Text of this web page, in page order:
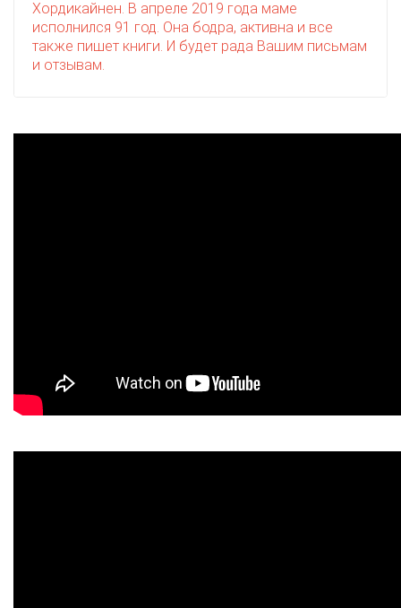
Хордикайнен. В апреле 2019 года маме
исполнился 91 год. Она бодра, активна и все
также пишет книги. И будет рада Вашим письмам
и отзывам.